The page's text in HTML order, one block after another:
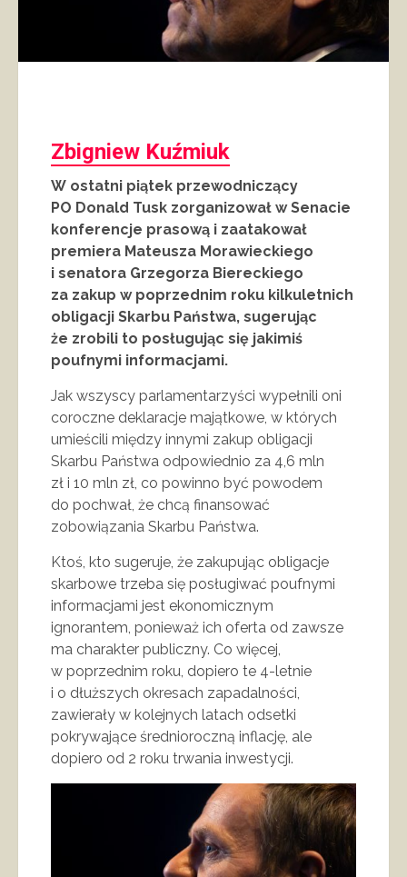
Zbigniew Kuźmiuk
W ostatni piątek przewodniczący
PO Donald Tusk zorganizował w Senacie
konferencje prasową i zaatakował
premiera Mateusza Morawieckiego
i senatora Grzegorza Biereckiego
za zakup w poprzednim roku kilkuletnich
obligacji Skarbu Państwa, sugerując
że zrobili to posługując się jakimiś
poufnymi informacjami.
Jak wszyscy parlamentarzyści wypełnili oni
coroczne deklaracje majątkowe, w których
umieścili między innymi zakup obligacji
Skarbu Państwa odpowiednio za 4,6 mln
zł i 10 mln zł, co powinno być powodem
do pochwał, że chcą finansować
zobowiązania Skarbu Państwa.
Ktoś, kto sugeruje, że zakupując obligacje
skarbowe trzeba się posługiwać poufnymi
informacjami jest ekonomicznym
ignorantem, ponieważ ich oferta od zawsze
ma charakter publiczny. Co więcej,
w poprzednim roku, dopiero te 4-letnie
i o dłuższych okresach zapadalności,
zawierały w kolejnych latach odsetki
pokrywające średnioroczną inflację, ale
dopiero od 2 roku trwania inwestycji.